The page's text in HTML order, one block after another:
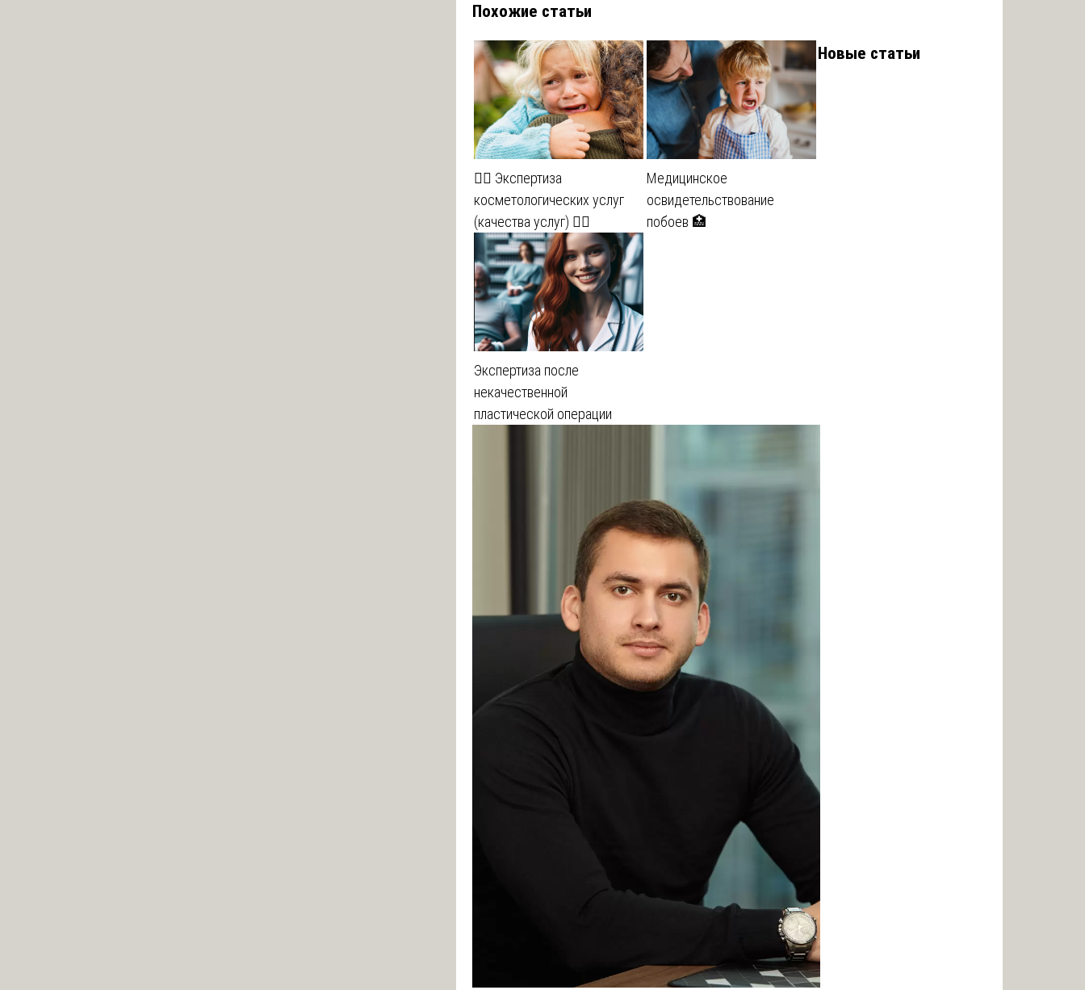
записям
Похожие статьи
💆‍♀️ Экспертиза
косметологических услуг
(качества услуг) 💆‍♂️
Медицинское
освидетельствование
побоев 🏥
Экспертиза после
некачественной
пластической операции
Новые статьи